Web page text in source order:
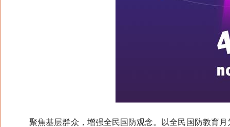
聚焦基层群众，增强全民国防观念。以全民国防教育月